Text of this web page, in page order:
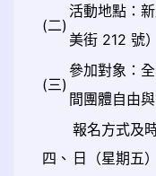
(二)
活動地點：
美街 212 號
(三)
參加對象：
間團體自由
四、
報名方式及
日（星期五